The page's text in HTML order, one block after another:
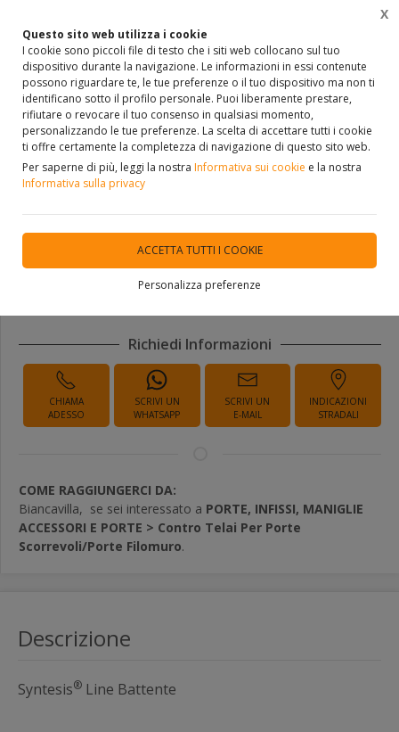
Questo sito web utilizza i cookie
I cookie sono piccoli file di testo che i siti web collocano sul tuo
dispositivo durante la navigazione. Le informazioni in essi contenute
possono riguardare te, le tue preferenze o il tuo dispositivo ma non ti
identificano sotto il profilo personale. Puoi liberamente prestare,
rifiutare o revocare il tuo consenso in qualsiasi momento,
personalizzando le tue preferenze. La scelta di accettare tutti i cookie
ti offre certamente la completezza di navigazione di questo sito web.
Per saperne di più, leggi la nostra Informativa sui cookie e la nostra
Informativa sulla privacy
ACCETTA TUTTI I COOKIE
Personalizza preferenze
X
Home VETRINA PORTE, INFISSI, MANIGLIE ACCESSORI E PORTE Contro Telai Per
Controtelai per porte
scorrevoli con stipiti ECLISSE
SYNTESIS LINE BATTENTE
DISPONIBILITÀ IMMEDIATA
Richiedi Informazioni
CHIAMA
ADESSO
SCRIVI UN
WHATSAPP
SCRIVI UN
E-MAIL
INDICAZIONI
STRADALI
COME RAGGIUNGERCI DA:
Biancavilla, se sei interessato a PORTE, INFISSI, MANIGLIE
ACCESSORI E PORTE > Contro Telai Per Porte
Scorrevoli/Porte Filomuro.
Descrizione
Syntesis® Line Battente